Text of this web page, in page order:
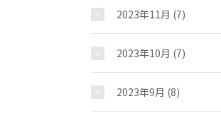
2023年11月 (7)
2023年10月 (7)
2023年9月 (8)